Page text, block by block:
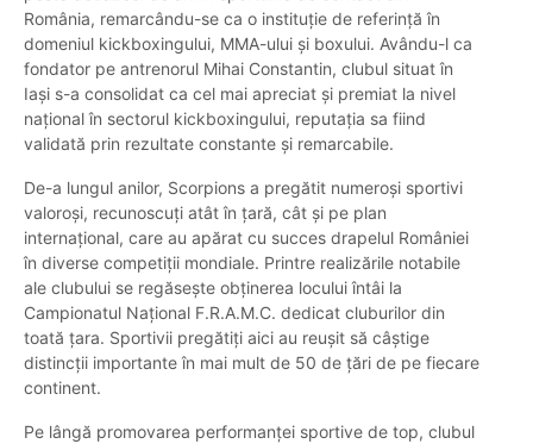
România, remarcându-se ca o instituție de referință în
domeniul kickboxingului, MMA-ului și boxului. Avându-l ca
fondator pe antrenorul Mihai Constantin, clubul situat în
Iași s-a consolidat ca cel mai apreciat și premiat la nivel
național în sectorul kickboxingului, reputația sa fiind
validată prin rezultate constante și remarcabile.
De-a lungul anilor, Scorpions a pregătit numeroși sportivi
valoroși, recunoscuți atât în țară, cât și pe plan
internațional, care au apărat cu succes drapelul României
în diverse competiții mondiale. Printre realizările notabile
ale clubului se regăsește obținerea locului întâi la
Campionatul Național F.R.A.M.C. dedicat cluburilor din
toată țara. Sportivii pregătiți aici au reușit să câștige
distincții importante în mai mult de 50 de țări de pe fiecare
continent.
Pe lângă promovarea performanței sportive de top, clubul